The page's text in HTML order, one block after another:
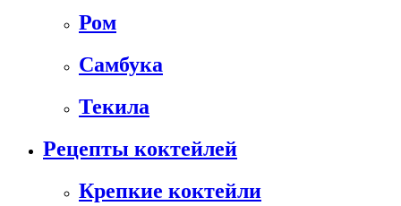
Ром
Самбука
Текила
Рецепты коктейлей
Крепкие коктейли